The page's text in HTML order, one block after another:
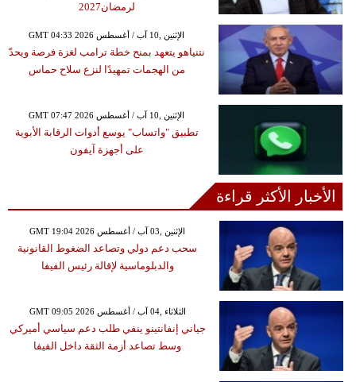
لرمضان2027
GMT 04:33 2026 الإثنين ,10 آب / أغسطس
نتنياهو يتعهد بمنح خطة ترامب لغزة فرصة ويحدّ
من الهجمات تمهيدًا لنزع سلاح حماس
GMT 07:47 2026 الإثنين ,10 آب / أغسطس
تطبيق "واتساب" يوسع أدوات الرقابة الأبوية
على أجهزة آيفون
الأخبار الأكثر قراءة
GMT 19:04 2026 الإثنين ,03 آب / أغسطس
سحب دعم دولي وتصاعد الضغوط القانونية
والدبلوماسية لإقالة رئيس الفيفا
GMT 09:05 2026 الثلاثاء ,04 آب / أغسطس
جياني إنفانتينو ينفي طلب دعم سياسي أميركي
وسط تصاعد أزمة الثقة داخل الفيفا